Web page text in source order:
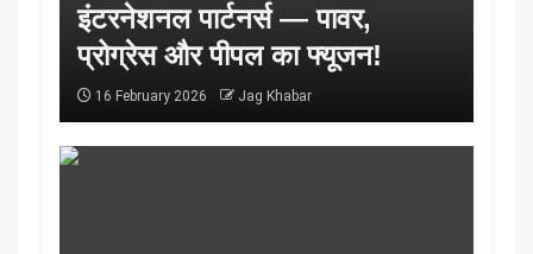
इंटरनेशनल पार्टनर्स — पावर,
प्रोग्रेस और पीपल का फ्यूजन!
16 February 2026 Jag Khabar